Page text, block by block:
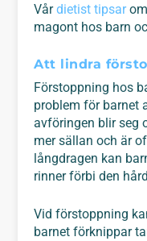
Vårdietist tipsar
magont hos barn
Att lindra
Förstoppning hos
problem för barnet
avföringen blir seg
mer sällan och är
långdragen kan
rinner förbi den
Vid förstoppning
barnet förknippar